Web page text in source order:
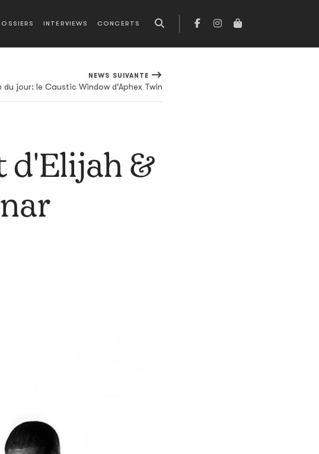
INTERVIEWS CONCERTS
NEWS SUIVANTE
du jour: le Caustic Window d'Aphex Twin
d'Elijah &